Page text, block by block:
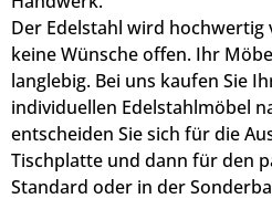
Der Edelstahl wird
keine Wünsche offen. Ihr
langlebig. Bei uns kaufen Sie
individuellen Edelstahlmöbel
entscheiden Sie sich für die
Tischplatte und dann für den
Standard oder in der